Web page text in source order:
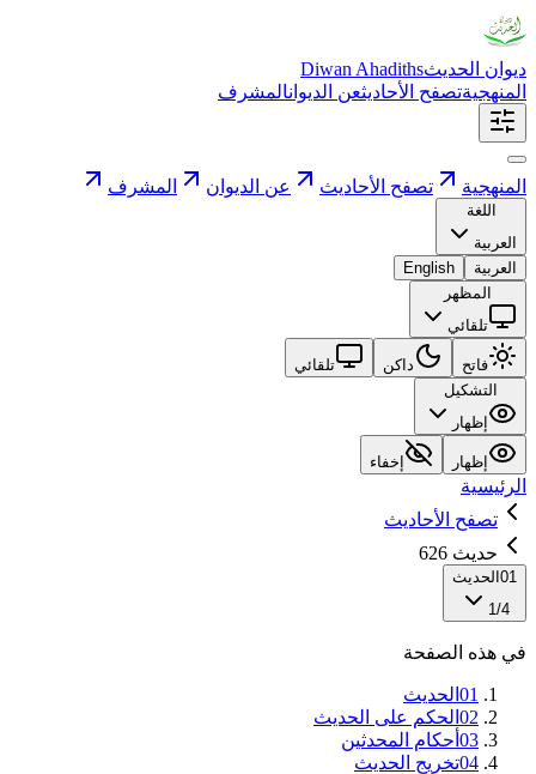
ديوان الحديثDiwan Ahadiths
المنهجيةتصفح الأحاديثعن الديوانالمشرف
المنهجية تصفح الأحاديث عن الديوان المشرف
اللغة
العربية
العربية
English
المظهر
تلقائي
فاتح داكن
تلقائي
التشكيل
إظهار
إظهار إخفاء
الرئيسية
تصفح الأحاديث
حديث 626
01 الحديث
1/4
في هذه الصفحة
01 الحديث
02 الحكم على الحديث
03 أحكام المحدثين
04تخريج الحديث